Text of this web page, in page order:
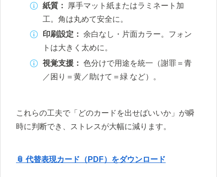
紙質：
厚手マット紙またはラミネート加
工。角は丸めて安全に。
印刷設定： 余白なし・片面カラー。フォン
トは大きく太めに。
視覚支援： 色分けで用途を統一（謝罪＝青
／困り＝黄／助けて＝緑 など）。
これらの工夫で「どのカードを出せばいいか」が瞬
時に判断でき、ストレスが大幅に減ります。
📎 代替表現カード（PDF）をダウンロード